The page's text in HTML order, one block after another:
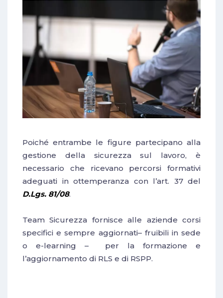
Poiché entrambe le figure partecipano alla
gestione della sicurezza sul lavoro, è
necessario che ricevano percorsi formativi
adeguati in ottemperanza con l’art. 37 del
D.Lgs. 81/08.
Team Sicurezza fornisce alle aziende corsi
specifici e sempre aggiornati– fruibili in sede
o e-learning – per la formazione e
l’aggiornamento di RLS e di RSPP.